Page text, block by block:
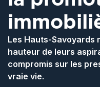
Les Hauts-Savoyards
hauteur de leurs
compromis sur les
vraie vie.